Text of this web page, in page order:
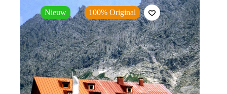
Nieuw 100% Original